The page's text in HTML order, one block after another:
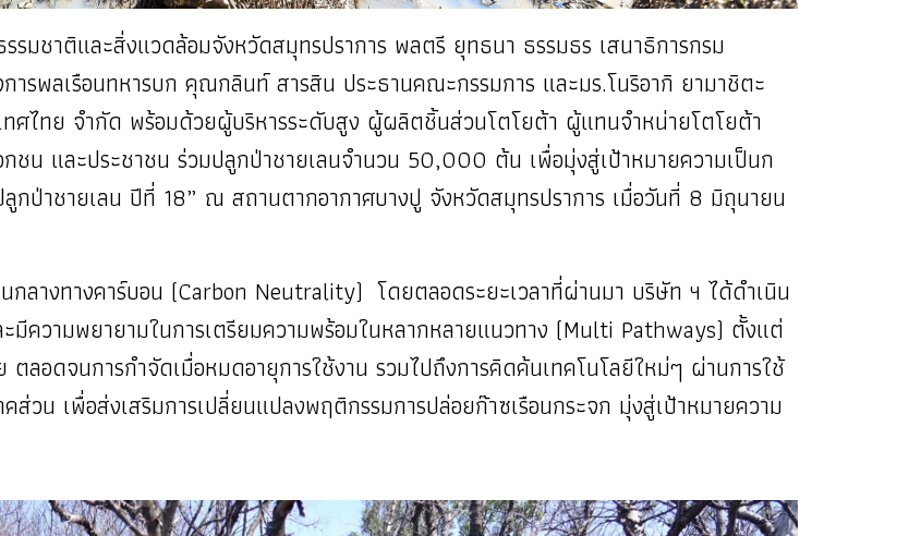
รมชาติและสิ่งแวดล้อมจังหวัดสมุทรปราการ พลตรี ยุทธนา ธรรมธร เสนาธิการกรม
รพลเรือนทหารบก คุณกลินท์ สารสิน ประธานคณะกรรมการ และมร.โนริอากิ ยามาชิตะ
ศไทย จำกัด พร้อมด้วยผู้บริหารระดับสูง ผู้ผลิตชิ้นส่วนโตโยต้า ผู้แทนจำหน่ายโตโยต้า
น และประชาชน ร่วมปลูกป่าชายเลนจำนวน 50,000 ต้น เพื่อมุ่งสู่เป้าหมายความเป็นก
กป่าชายเลน ปีที่ 18” ณ สถานตากอากาศบางปู จังหวัดสมุทรปราการ เมื่อวันที่ 8 มิถุนายน
ลางทางคาร์บอน (Carbon Neutrality) โดยตลอดระยะเวลาที่ผ่านมา บริษัท ฯ ได้ดำเนิน
ะมีความพยายามในการเตรียมความพร้อมในหลากหลายแนวทาง (Multi Pathways) ตั้งแต่
ลอดจนการกำจัดเมื่อหมดอายุการใช้งาน รวมไปถึงการคิดค้นเทคโนโลยีใหม่ๆ ผ่านการใช้
วน เพื่อส่งเสริมการเปลี่ยนแปลงพฤติกรรมการปล่อยก๊าซเรือนกระจก มุ่งสู่เป้าหมายความ